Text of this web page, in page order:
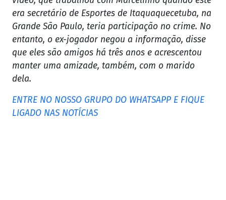
era secretário de Esportes de Itaquaquecetuba, na
Grande São Paulo, teria participação no crime. No
entanto, o ex-jogador negou a informação, disse
que eles são amigos há três anos e acrescentou
manter uma amizade, também, com o marido
dela.
ENTRE NO NOSSO GRUPO DO WHATSAPP E FIQUE
LIGADO NAS NOTÍCIAS